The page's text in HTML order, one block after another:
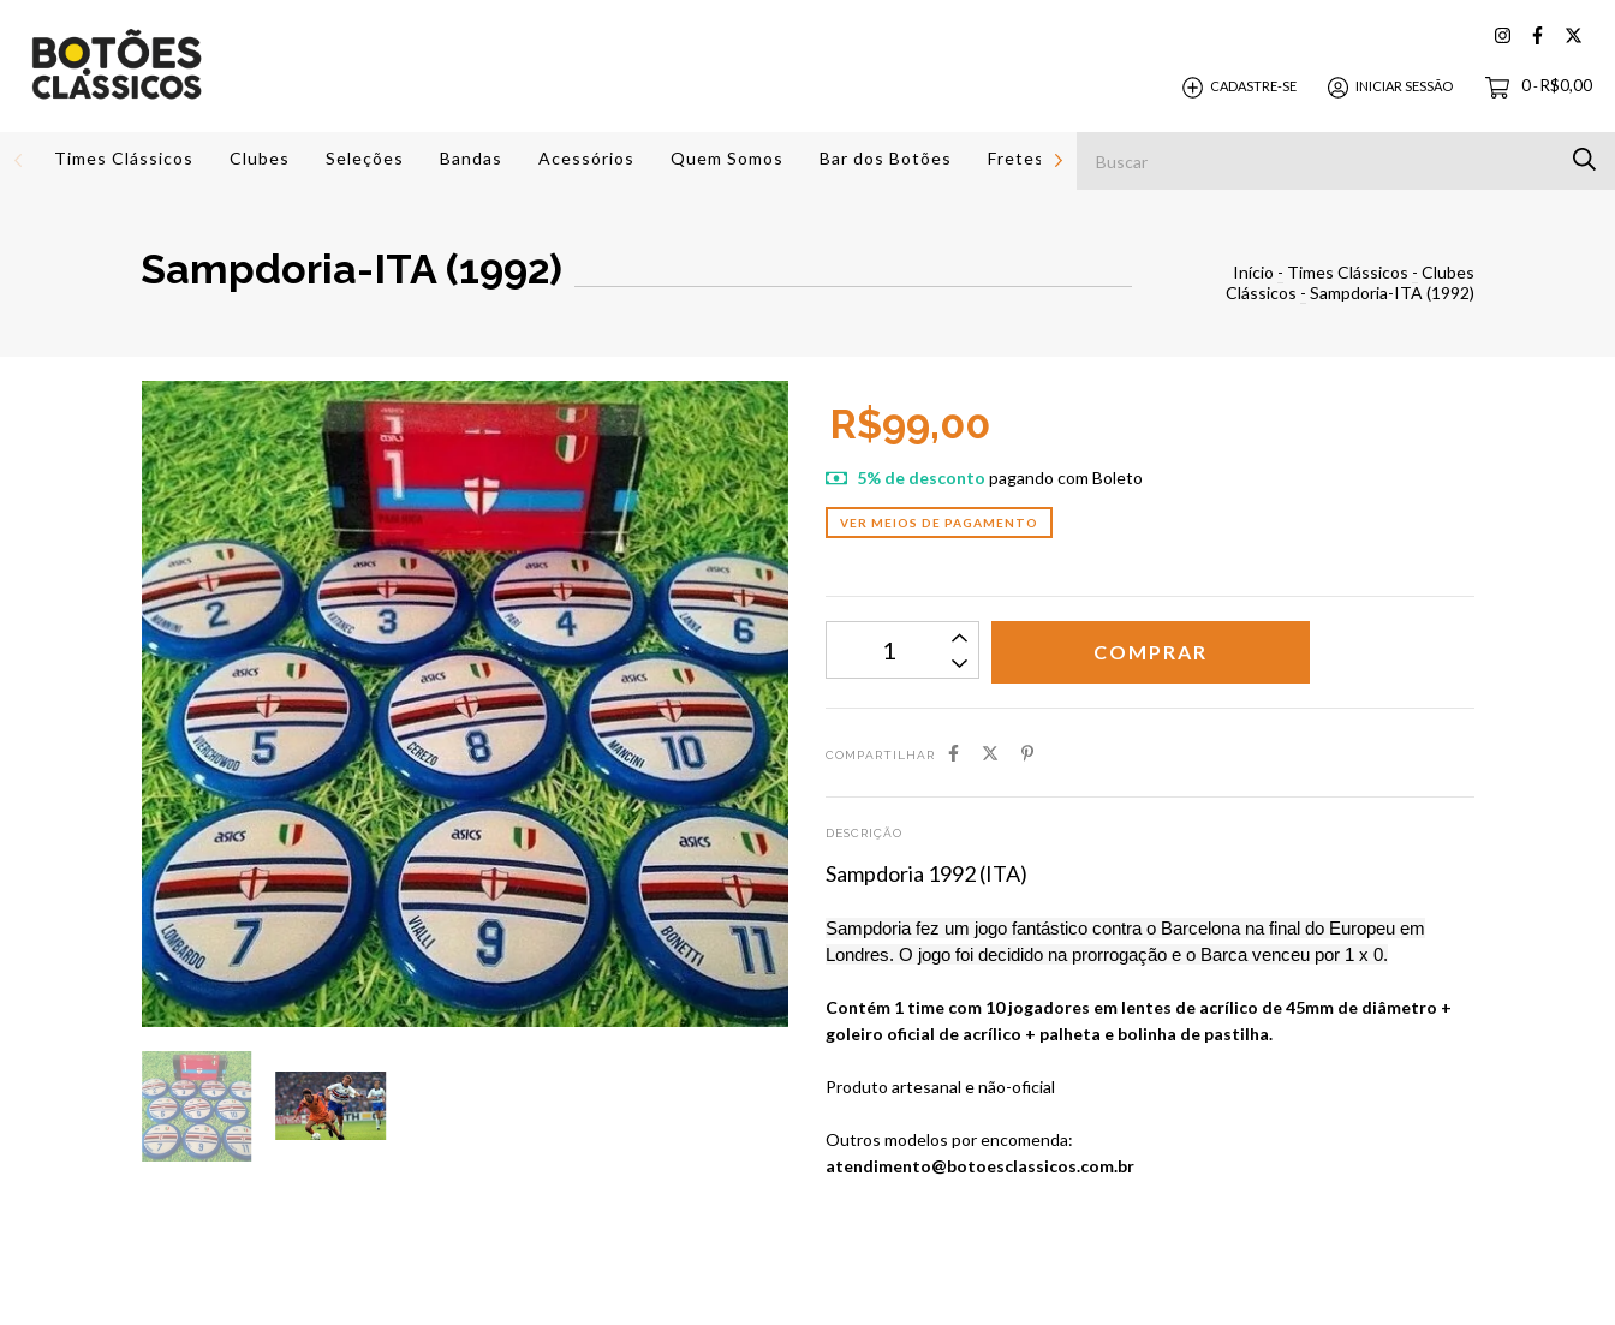
CADASTRE-SE INICIAR SESSÃO 0-R$0,00
Times Clássicos Clubes Seleções Bandas Acessórios Quem Somos Bar dos Botões Fretes e Pagamentos
Sampdoria-ITA (1992) Início - Times Clássicos - Clubes
Clássicos - Sampdoria-ITA (1992)
R$99,00
5% de desconto pagando com Boleto
VER MEIOS DE PAGAMENTO
COMPARTILHAR
DESCRIÇÃO
Sampdoria 1992 (ITA)
Sampdoria fez um jogo fantástico contra o Barcelona na final do Europeu em
Londres. O jogo foi decidido na prorrogação e o Barca venceu por 1 x 0.
Contém 1 time com 10 jogadores em lentes de acrílico de 45mm de diâmetro +
goleiro oficial de acrílico + palheta e bolinha de pastilha.
Produto artesanal e não-oficial
Outros modelos por encomenda:
atendimento@botoesclassicos.com.br